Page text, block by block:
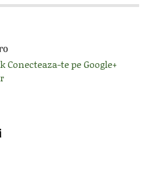
Conecteaza-te pe Google+